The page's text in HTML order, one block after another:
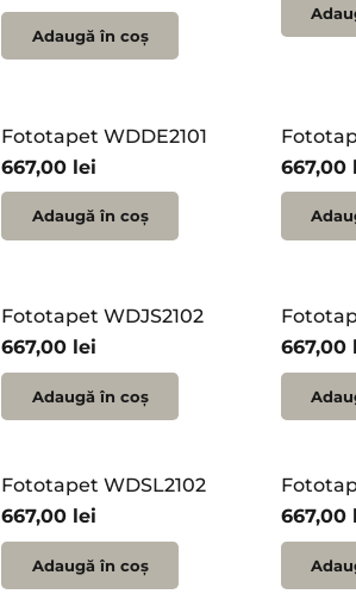
Adaugă în coș
Fototapet WDDE2101
667,00 lei
Adaugă în coș
667,00
Fototapet WDJS2102
667,00 lei
Adaugă în coș
667,00
Fototapet WDSL2102
667,00 lei
Adaugă în coș
667,00